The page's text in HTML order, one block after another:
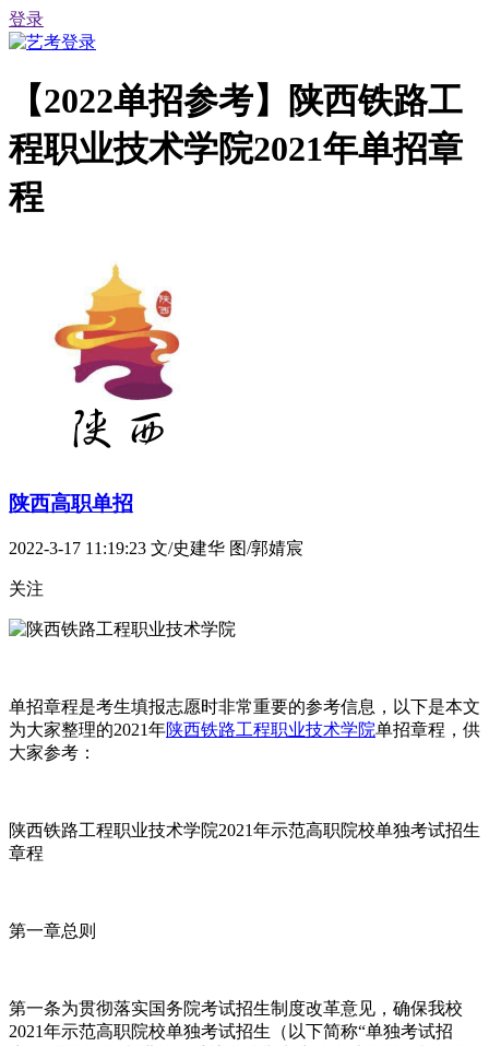
登录
【2022单招参考】陕西铁路工
程职业技术学院2021年单招章
程
陕西高职单招
2022-3-17 11:19:23 文/史建华 图/郭婧宸
关注
单招章程是考生填报志愿时非常重要的参考信息，以下是本文
为大家整理的2021年陕西铁路工程职业技术学院单招章程，供
大家参考：
陕西铁路工程职业技术学院2021年示范高职院校单独考试招生
章程
第一章总则
第一条为贯彻落实国务院考试招生制度改革意见，确保我校
2021年示范高职院校单独考试招生（以下简称“单独考试招